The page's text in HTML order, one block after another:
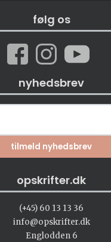
følg os
nyhedsbrev
opskrifter.dk
(+45) 60 13 13 36
info@opskrifter.dk
Englodden 6